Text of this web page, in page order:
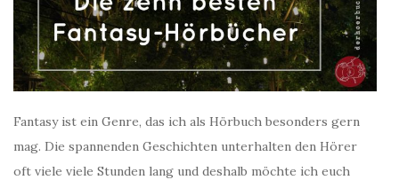
Fantasy ist ein Genre, das ich als Hörbuch besonders gern
mag. Die spannenden Geschichten unterhalten den Hörer
oft viele viele Stunden lang und deshalb möchte ich euch